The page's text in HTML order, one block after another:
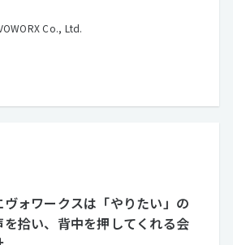
Co., Ltd.
ヴォワークスは「やりたい」の
を拾い、背中を押してくれる会